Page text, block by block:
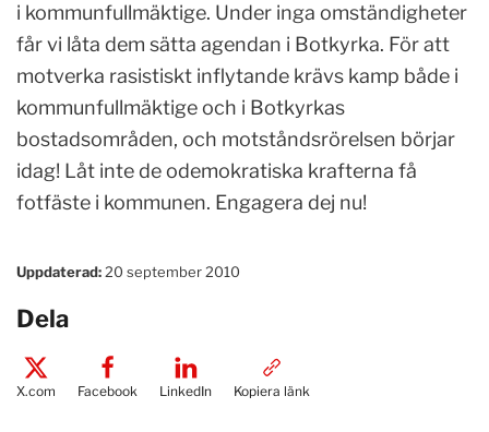
i kommunfullmäktige. Under inga omständigheter
får vi låta dem sätta agendan i Botkyrka. För att
motverka rasistiskt inflytande krävs kamp både i
kommunfullmäktige och i Botkyrkas
bostadsområden, och motståndsrörelsen börjar
idag! Låt inte de odemokratiska krafterna få
fotfäste i kommunen. Engagera dej nu!
Uppdaterad: 20 september 2010
Dela
X.com Facebook LinkedIn Kopiera länk